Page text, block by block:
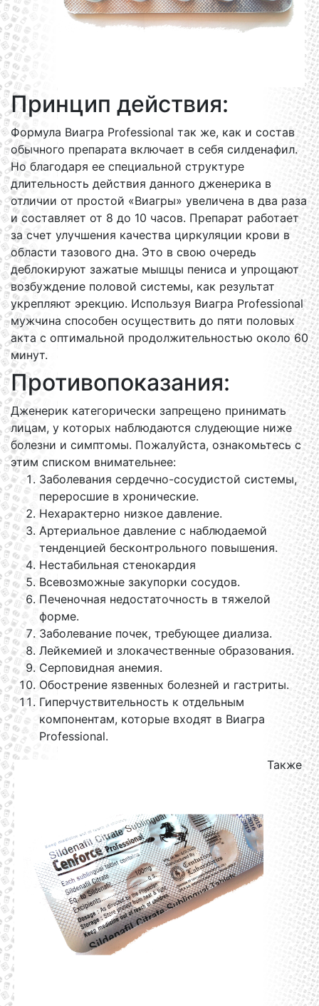
Принцип действия:
Формула Виагра Professional так же, как и состав
обычного препарата включает в себя силденафил.
Но благодаря ее специальной структуре
длительность действия данного дженерика в
отличии от простой «Виагры» увеличена в два раза
и составляет от 8 до 10 часов. Препарат работает
за счет улучшения качества циркуляции крови в
области тазового дна. Это в свою очередь
деблокируют зажатые мышцы пениса и упрощают
возбуждение половой системы, как результат
укрепляют эрекцию. Используя Виагра Professional
мужчина способен осуществить до пяти половых
акта с оптимальной продолжительностью около 60
минут.
Противопоказания:
Дженерик категорически запрещено принимать
лицам, у которых наблюдаются слудеющие ниже
болезни и симптомы. Пожалуйста, ознакомьтесь с
этим списком внимательнее:
Заболевания сердечно-сосудистой системы,
переросшие в хронические.
Нехарактерно низкое давление.
Артериальное давление с наблюдаемой
тенденцией бесконтрольного повышения.
Нестабильная стенокардия
Всевозможные закупорки сосудов.
Печеночная недостаточность в тяжелой
форме.
Заболевание почек, требующее диализа.
Лейкемией и злокачественные образования.
Серповидная анемия.
Обострение язвенных болезней и гастриты.
Гиперчуствительность к отдельным
компонентам, которые входят в Виагра
Professional.
Также